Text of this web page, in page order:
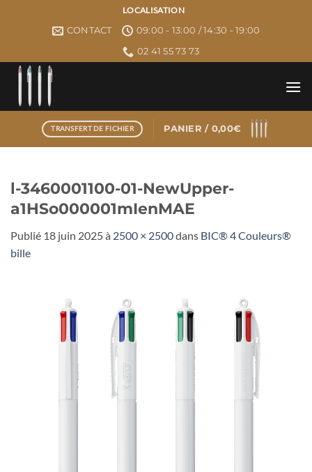
LOCALISATION
CONTACT
09:00 - 13:00 / 14:30 - 19:00
02 41 55 73 73
TRANSFERT DE FICHIER PANIER / 0,00€
l-3460001100-01-NewUpper-
a1HSo000001mIenMAE
Publié 18 juin 2025à 2500 × 2500dans BIC® 4 Couleurs®
bille